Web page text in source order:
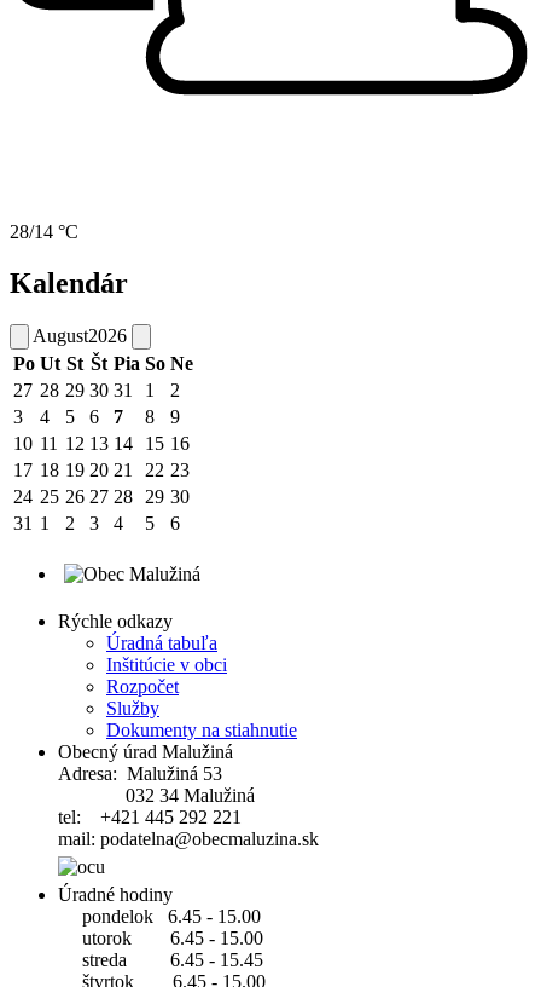
28/14 °C
Kalendár
August2026
Po Ut St Št Pia So Ne
27 28 29 30 31 1
2
3
4 5 6 7 8
9
10 11 12 13 14 15 16
17 18 19 20 21 22 23
24 25 26 27 28 29 30
31 1 2 3 4 5 6
Rýchle odkazy
Úradná tabuľa
Inštitúcie v obci
Rozpočet
Služby
Dokumenty na stiahnutie
Obecný úrad Malužiná
Adresa: Malužiná 53
032 34 Malužiná
tel: +421 445 292 221
mail: podatelna@obecmaluzina.sk
Úradné hodiny
pondelok 6.45 - 15.00
utorok 6.45 - 15.00
streda 6.45 - 15.45
štvrtok 6.45 - 15.00